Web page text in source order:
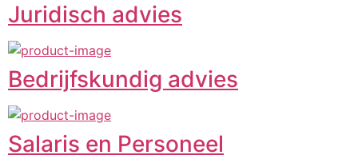
Juridisch advies
Bedrijfskundig advies
Salaris en Personeel